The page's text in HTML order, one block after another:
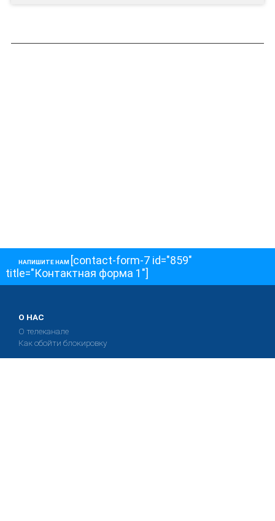
О НАС
О телеканале
Как обойти блокировку
НАПИШИТЕ НАМ [contact-form-7 id="859"
title="Контактная форма 1"]